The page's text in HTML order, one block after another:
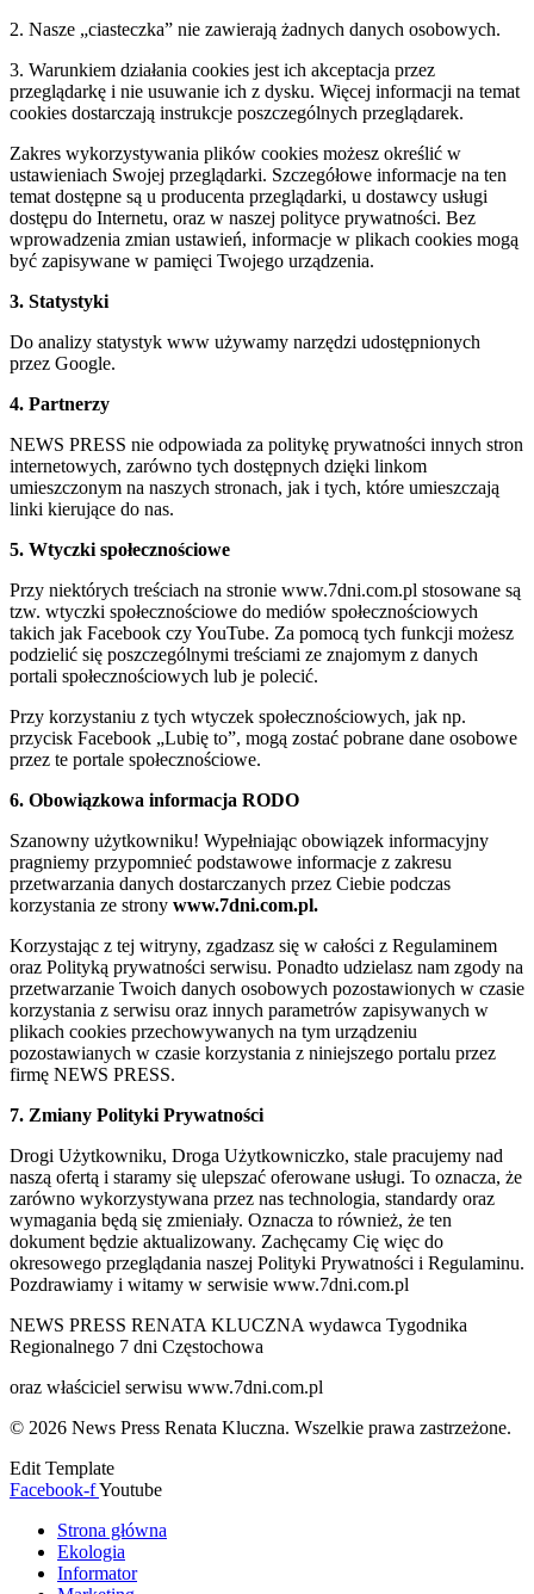
2. Nasze „ciasteczka” nie zawierają żadnych danych osobowych.
3. Warunkiem działania cookies jest ich akceptacja przez
przeglądarkę i nie usuwanie ich z dysku. Więcej informacji na temat
cookies dostarczają instrukcje poszczególnych przeglądarek.
Zakres wykorzystywania plików cookies możesz określić w
ustawieniach Swojej przeglądarki. Szczegółowe informacje na ten
temat dostępne są u producenta przeglądarki, u dostawcy usługi
dostępu do Internetu, oraz w naszej polityce prywatności. Bez
wprowadzenia zmian ustawień, informacje w plikach cookies mogą
być zapisywane w pamięci Twojego urządzenia.
3. Statystyki
Do analizy statystyk www używamy narzędzi udostępnionych
przez Google.
4. Partnerzy
NEWS PRESS nie odpowiada za politykę prywatności innych stron
internetowych, zarówno tych dostępnych dzięki linkom
umieszczonym na naszych stronach, jak i tych, które umieszczają
linki kierujące do nas.
5. Wtyczki społecznościowe
Przy niektórych treściach na stronie www.7dni.com.pl stosowane są
tzw. wtyczki społecznościowe do mediów społecznościowych
takich jak Facebook czy YouTube. Za pomocą tych funkcji możesz
podzielić się poszczególnymi treściami ze znajomym z danych
portali społecznościowych lub je polecić.
Przy korzystaniu z tych wtyczek społecznościowych, jak np.
przycisk Facebook „Lubię to”, mogą zostać pobrane dane osobowe
przez te portale społecznościowe.
6. Obowiązkowa informacja RODO
Szanowny użytkowniku! Wypełniając obowiązek informacyjny
pragniemy przypomnieć podstawowe informacje z zakresu
przetwarzania danych dostarczanych przez Ciebie podczas
korzystania ze strony www.7dni.com.pl.
Korzystając z tej witryny, zgadzasz się w całości z Regulaminem
oraz Polityką prywatności serwisu. Ponadto udzielasz nam zgody na
przetwarzanie Twoich danych osobowych pozostawionych w czasie
korzystania z serwisu oraz innych parametrów zapisywanych w
plikach cookies przechowywanych na tym urządzeniu
pozostawianych w czasie korzystania z niniejszego portalu przez
firmę NEWS PRESS.
7. Zmiany Polityki Prywatności
Drogi Użytkowniku, Droga Użytkowniczko, stale pracujemy nad
naszą ofertą i staramy się ulepszać oferowane usługi. To oznacza, że
zarówno wykorzystywana przez nas technologia, standardy oraz
wymagania będą się zmieniały. Oznacza to również, że ten
dokument będzie aktualizowany. Zachęcamy Cię więc do
okresowego przeglądania naszej Polityki Prywatności i Regulaminu.
Pozdrawiamy i witamy w serwisie www.7dni.com.pl
NEWS PRESS RENATA KLUCZNA wydawca Tygodnika
Regionalnego 7 dni Częstochowa
oraz właściciel serwisu www.7dni.com.pl
© 2026 News Press Renata Kluczna. Wszelkie prawa zastrzeżone.
Edit Template
Facebook-fYoutube
Strona główna
Ekologia
Informator